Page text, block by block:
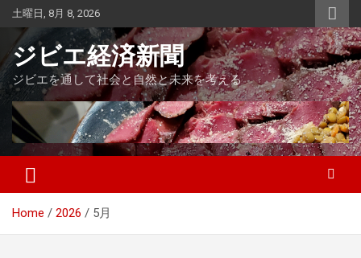
Skip
content
土曜日, 8月 8, 2026
ジビエ経済新聞
ジビエを通して社会と自然と未来を考える
Home 2026 5月